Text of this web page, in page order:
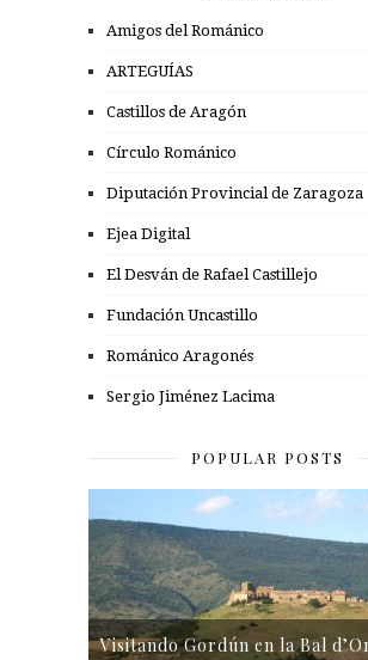
Amigos del Románico
ARTEGUÍAS
Castillos de Aragón
Círculo Románico
Diputación Provincial de Zaragoza
Ejea Digital
El Desván de Rafael Castillejo
Fundación Uncastillo
Románico Aragonés
Sergio Jiménez Lacima
POPULAR POSTS
Visitando Gordún en la Bal